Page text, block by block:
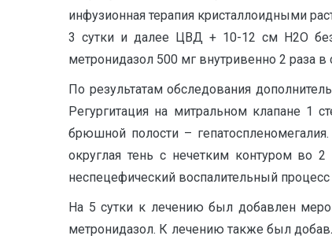
инфузионная терапия кристаллоидными
3 сутки и далее ЦВД + 10-12 см Н2О
метронидазол 500 мг внутривенно 2 раза в
По результатам обследования
Регургитация на митральном клапане 1
брюшной полости –
округлая тень с нечетким контуром во
неспецефический воспалительный
На 5 сутки к лечению был добавлен
метронидазол. К лечению также был